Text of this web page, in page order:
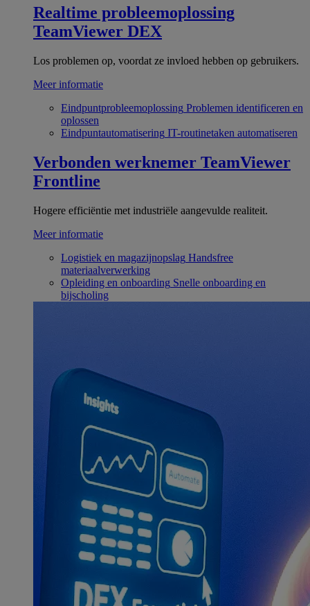
Realtime probleemoplossing
TeamViewer DEX
Los problemen op, voordat ze invloed hebben op gebruikers.
Meer informatie
Eindpuntprobleemoplossing Problemen identificeren en
oplossen
Eindpuntautomatisering IT-routinetaken automatiseren
Verbonden werknemer TeamViewer
Frontline
Hogere efficiëntie met industriële aangevulde realiteit.
Meer informatie
Logistiek en magazijnopslag Handsfree
materiaalverwerking
Opleiding en onboarding Snelle onboarding en
bijscholing